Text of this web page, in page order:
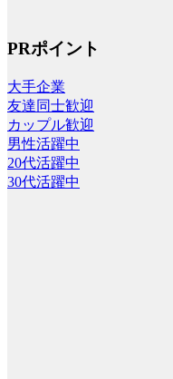
PRポイント
大手企業
友達同士歓迎
カップル歓迎
男性活躍中
20代活躍中
30代活躍中